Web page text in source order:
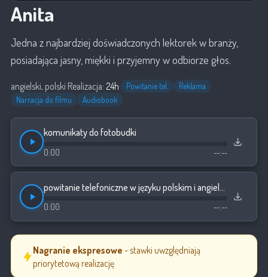
Anita
Jedna z najbardziej doświadczonych lektorek w branży,
posiadająca jasny, miękki i przyjemny w odbiorze głos.
angielski, polski·Realizacja: 24h· Powitanie tel.
Reklama
Narracja do filmu
Audiobook
komunikaty do fotobudki
0:00 --:--
powitanie telefoniczne w języku polskim i angielskim
0:00 --:--
Nagranie ekspresowe - stawki uwzględniają
priorytetową realizację